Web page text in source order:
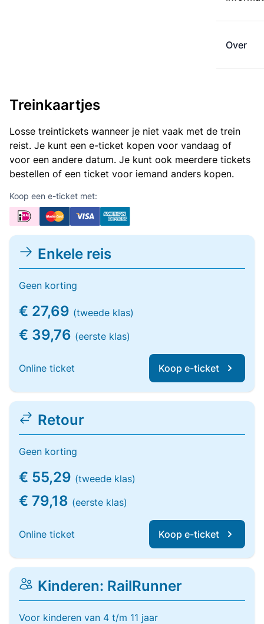
Over
Treinkaartjes
Losse treintickets wanneer je niet vaak met de trein
reist. Je kunt een e-ticket kopen voor vandaag of
voor een andere datum. Je kunt ook meerdere tickets
bestellen of een ticket voor iemand anders kopen.
Koop een e-ticket met:
Enkele reis
Geen korting
€ 27,69 (tweede klas)
€ 39,76 (eerste klas)
Online ticket Koop e-ticket
Retour
Geen korting
€ 55,29 (tweede klas)
€ 79,18 (eerste klas)
Online ticket Koop e-ticket
Kinderen: RailRunner
Voor kinderen van 4 t/m 11 jaar